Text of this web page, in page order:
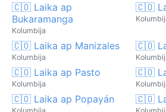
🇨🇴 Laika ap
Bukaramanga
Kolumbija
🇨🇴
🇨🇴 Laika ap Manizales
Kolumbija
🇨🇴
🇨🇴 Laika ap Pasto
Kolumbija
🇨🇴
🇨🇴 Laika ap Popayán 🇨🇴